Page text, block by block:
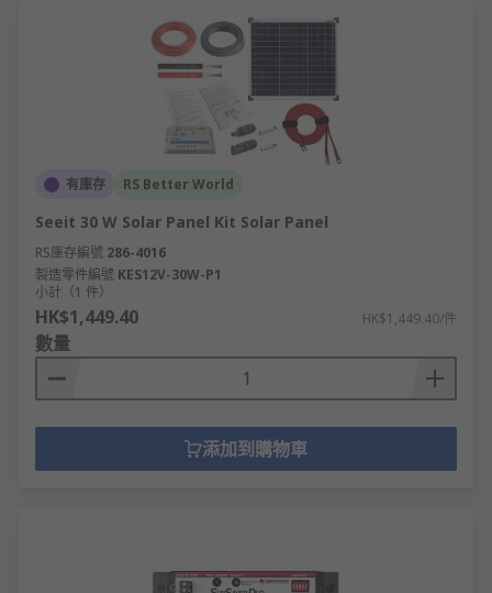
有庫存 RS Better World
Seeit 30 W Solar Panel Kit Solar Panel
RS庫存編號 286-4016
製造零件編號 KES12V-30W-P1
小計（1 件）
HK$1,449.40 HK$1,449.40/件
數量
添加到購物車